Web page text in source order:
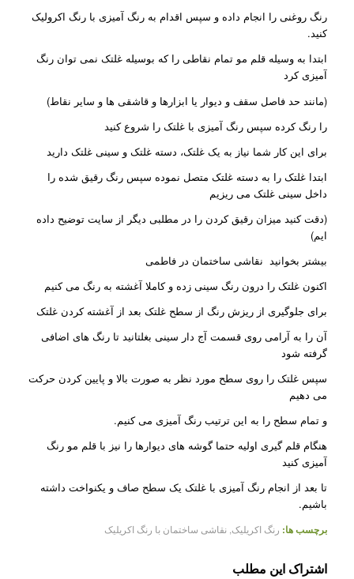
رنگ روغنی را انجام داده و سپس اقدام به رنگ آمیزی با رنگ اکرولیک
کنید.
ابتدا به وسیله قلم مو تمام نقاطی را که بوسیله غلتک نمی توان رنگ
آمیزی کرد
(مانند حد فاصل سقف و دیوار یا ابزارها و قاشقی ها و سایر نقاط)
را رنگ کرده سپس رنگ آمیزی با غلتک را شروع کنید
برای این کار شما نیاز به یک غلتک، دسته غلتک و سینی غلتک دارید
ابتدا غلتک را به دسته غلتک متصل نموده سپس رنگ رقیق شده را
داخل سینی غلتک می ریزیم
(دقت کنید میزان رقیق کردن را در مطلبی دیگر از سایت توضیح داده
ایم)
بیشتر بخوانید نقاشی ساختمان در فاطمی
اکنون غلتک را درون رنگ سینی زده و کاملا آغشته به رنگ می کنیم
برای جلوگیری از ریزش رنگ از سطح غلتک بعد از آغشته کردن غلتک
آن را به آرامی روی قسمت آج دار سینی بغلتانید تا رنگ های اضافی
گرفته شود
سپس غلتک را روی سطح مورد نظر به صورت بالا و پایین کردن حرکت
می دهیم
و تمام سطح را به این ترتیب رنگ آمیزی می کنیم.
هنگام قلم گیری اولیه حتما گوشه های دیوارها را نیز با قلم مو رنگ
آمیزی کنید
تا بعد از انجام رنگ آمیزی با غلتک یک سطح صاف و یکنواخت داشته
باشیم.
برچسب ها: رنگ اکریلیک نقاشی ساختمان با رنگ اکریلیک
اشتراک این مطلب